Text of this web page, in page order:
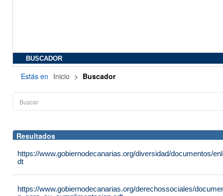
BUSCADOR
Estás en Inicio > Buscador
Resultados
https://www.gobiernodecanarias.org/diversidad/documentos/
dt
https://www.gobiernodecanarias.org/derechossociales/